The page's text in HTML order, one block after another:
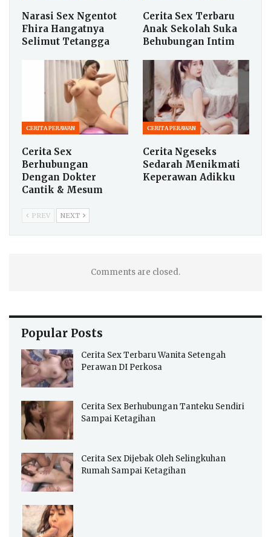
Narasi Sex Ngentot
Fhira Hangatnya
Selimut Tetangga
Cerita Sex Terbaru
Anak Sekolah Suka
Behubungan Intim
CERITA PERAWAN
Cerita Sex
Berhubungan
Dengan Dokter
Cantik & Mesum
CERITA PERAWAN
Cerita Ngeseks
Sedarah Menikmati
Keperawan Adikku
PREV NEXT
Comments are closed.
Popular Posts
Cerita Sex Terbaru Wanita Setengah
Perawan DI Perkosa
Cerita Sex Berhubungan Tanteku Sendiri
Sampai Ketagihan
Cerita Sex Dijebak Oleh Selingkuhan
Rumah Sampai Ketagihan